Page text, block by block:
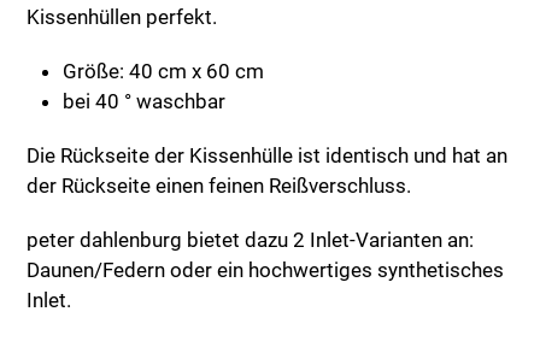
Kissenhüllen perfekt.
Größe: 40 cm x 60 cm
bei 40 ° waschbar
Die Rückseite der Kissenhülle ist identisch und hat an
der Rückseite einen feinen Reißverschluss.
peter dahlenburg bietet dazu 2 Inlet-Varianten an:
Daunen/Federn oder ein hochwertiges synthetisches
Inlet.